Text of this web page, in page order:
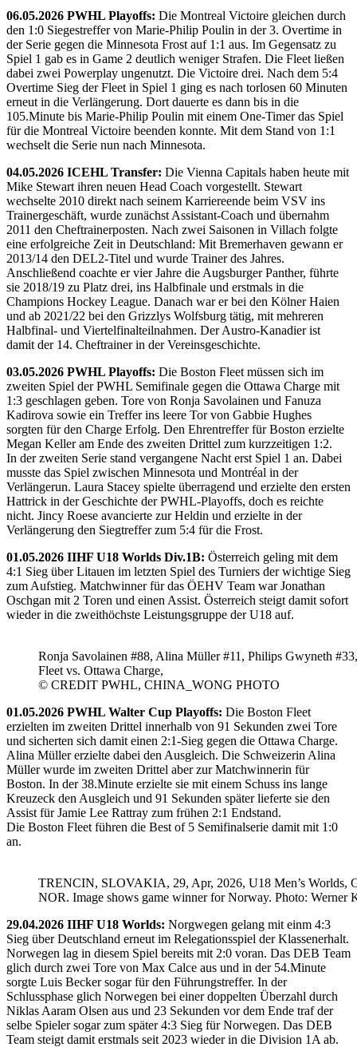
06.05.2026 PWHL Playoffs: Die Montreal Victoire gleichen durch
den 1:0 Siegestreffer von Marie-Philip Poulin in der 3. Overtime in
der Serie gegen die Minnesota Frost auf 1:1 aus. Im Gegensatz zu
Spiel 1 gab es in Game 2 deutlich weniger Strafen. Die Fleet ließen
dabei zwei Powerplay ungenutzt. Die Victoire drei. Nach dem 5:4
Overtime Sieg der Fleet in Spiel 1 ging es nach torlosen 60 Minuten
erneut in die Verlängerung. Dort dauerte es dann bis in die
105.Minute bis Marie-Philip Poulin mit einem One-Timer das Spiel
für die Montreal Victoire beenden konnte. Mit dem Stand von 1:1
wechselt die Serie nun nach Minnesota.
04.05.2026 ICEHL Transfer: Die Vienna Capitals haben heute mit
Mike Stewart ihren neuen Head Coach vorgestellt. Stewart
wechselte 2010 direkt nach seinem Karriereende beim VSV ins
Trainergeschäft, wurde zunächst Assistant-Coach und übernahm
2011 den Cheftrainerposten. Nach zwei Saisonen in Villach folgte
eine erfolgreiche Zeit in Deutschland: Mit Bremerhaven gewann er
2013/14 den DEL2-Titel und wurde Trainer des Jahres.
Anschließend coachte er vier Jahre die Augsburger Panther, führte
sie 2018/19 zu Platz drei, ins Halbfinale und erstmals in die
Champions Hockey League. Danach war er bei den Kölner Haien
und ab 2021/22 bei den Grizzlys Wolfsburg tätig, mit mehreren
Halbfinal- und Viertelfinalteilnahmen. Der Austro-Kanadier ist
damit der 14. Cheftrainer in der Vereinsgeschichte.
03.05.2026 PWHL Playoffs: Die Boston Fleet müssen sich im
zweiten Spiel der PWHL Semifinale gegen die Ottawa Charge mit
1:3 geschlagen geben. Tore von Ronja Savolainen und Fanuza
Kadirova sowie ein Treffer ins leere Tor von Gabbie Hughes
sorgten für den Charge Erfolg. Den Ehrentreffer für Boston erzielte
Megan Keller am Ende des zweiten Drittel zum kurzzeitigen 1:2.
In der zweiten Serie stand vergangene Nacht erst Spiel 1 an. Dabei
musste das Spiel zwischen Minnesota und Montréal in der
Verlängerun. Laura Stacey spielte überragend und erzielte den ersten
Hattrick in der Geschichte der PWHL-Playoffs, doch es reichte
nicht. Jincy Roese avancierte zur Heldin und erzielte in der
Verlängerung den Siegtreffer zum 5:4 für die Frost.
01.05.2026 IIHF U18 Worlds Div.1B: Österreich geling mit dem
4:1 Sieg über Litauen im letzten Spiel des Turniers der wichtige Sieg
zum Aufstieg. Matchwinner für das ÖEHV Team war Jonathan
Oschgan mit 2 Toren und einen Assist. Österreich steigt damit sofort
wieder in die zweithöchste Leistungsgruppe der U18 auf.
Ronja Savolainen #88, Alina Müller #11, Philips Gwyneth
Fleet vs. Ottawa Charge,
© CREDIT PWHL, CHINA_WONG PHOTO
01.05.2026 PWHL Walter Cup Playoffs: Die Boston Fleet
erzielten im zweiten Drittel innerhalb von 91 Sekunden zwei Tore
und sicherten sich damit einen 2:1-Sieg gegen die Ottawa Charge.
Alina Müller erzielte dabei den Ausgleich. Die Schweizerin Alina
Müller wurde im zweiten Drittel aber zur Matchwinnerin für
Boston. In der 38.Minute erzielte sie mit einem Schuss ins lange
Kreuzeck den Ausgleich und 91 Sekunden später lieferte sie den
Assist für Jamie Lee Rattray zum frühen 2:1 Endstand.
Die Boston Fleet führen die Best of 5 Semifinalserie damit mit 1:0
an.
TRENCIN, SLOVAKIA, 29, Apr, 2026, U18 Men’s Worlds,
NOR. Image shows game winner for Norway. Photo: Werner
29.04.2026 IIHF U18 Worlds: Norgwegen gelang mit einm 4:3
Sieg über Deutschland erneut im Relegationsspiel der Klassenerhalt.
Norwegen lag in diesem Spiel bereits mit 2:0 voran. Das DEB Team
glich durch zwei Tore von Max Calce aus und in der 54.Minute
sorgte Luis Becker sogar für den Führungstreffer. In der
Schlussphase glich Norwegen bei einer doppelten Überzahl durch
Niklas Aaram Olsen aus und 23 Sekunden vor dem Ende traf der
selbe Spieler sogar zum später 4:3 Sieg für Norwegen. Das DEB
Team steigt damit erstmals seit 2023 wieder in die Division 1A ab.